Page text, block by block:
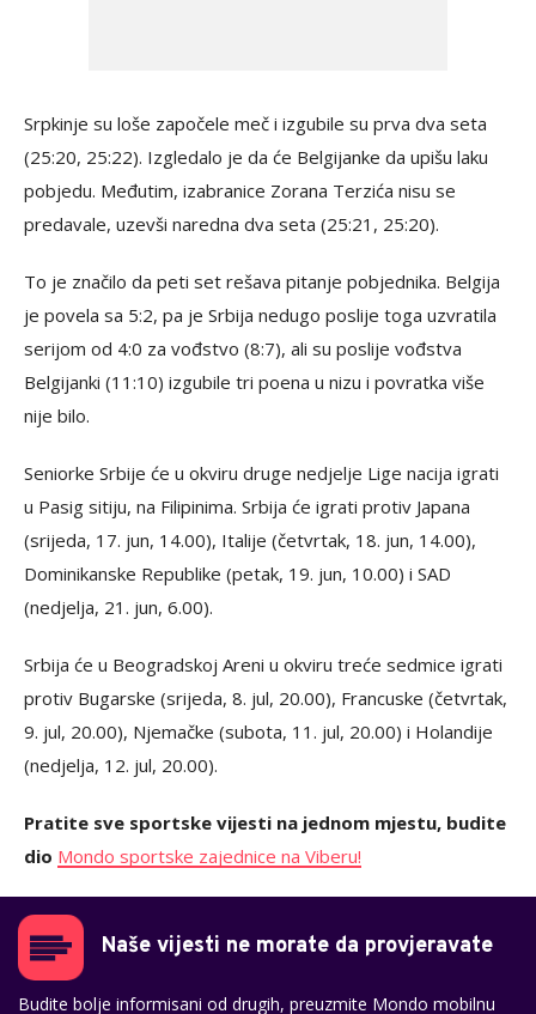
Srpkinje su loše započele meč i izgubile su prva dva seta
(25:20, 25:22). Izgledalo je da će Belgijanke da upišu laku
pobjedu. Međutim, izabranice Zorana Terzića nisu se
predavale, uzevši naredna dva seta (25:21, 25:20).
To je značilo da peti set rešava pitanje pobjednika. Belgija
je povela sa 5:2, pa je Srbija nedugo poslije toga uzvratila
serijom od 4:0 za vođstvo (8:7), ali su poslije vođstva
Belgijanki (11:10) izgubile tri poena u nizu i povratka više
nije bilo.
Seniorke Srbije će u okviru druge nedjelje Lige nacija igrati
u Pasig sitiju, na Filipinima. Srbija će igrati protiv Japana
(srijeda, 17. jun, 14.00), Italije (četvrtak, 18. jun, 14.00),
Dominikanske Republike (petak, 19. jun, 10.00) i SAD
(nedjelja, 21. jun, 6.00).
Srbija će u Beogradskoj Areni u okviru treće sedmice igrati
protiv Bugarske (srijeda, 8. jul, 20.00), Francuske (četvrtak,
9. jul, 20.00), Njemačke (subota, 11. jul, 20.00) i Holandije
(nedjelja, 12. jul, 20.00).
Pratite sve sportske vijesti na jednom mjestu, budite
dio Mondo sportske zajednice na Viberu!
Naše vijesti ne morate da provjeravate
Budite bolje informisani od drugih, preuzmite Mondo mobilnu